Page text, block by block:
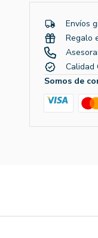
Envíos
Regalo
Calidad
Somos de